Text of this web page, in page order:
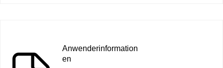
Anwenderinformation
en